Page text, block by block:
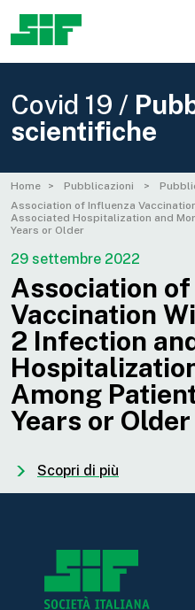
Covid 19 /
scientifiche
Home Pubblicazioni
Association of Influenza
Associated Hospitalization and
Years or Older
29 settembre 2022
Association
Vaccination
2 Infection
Among
Years or Older
Scopri di più